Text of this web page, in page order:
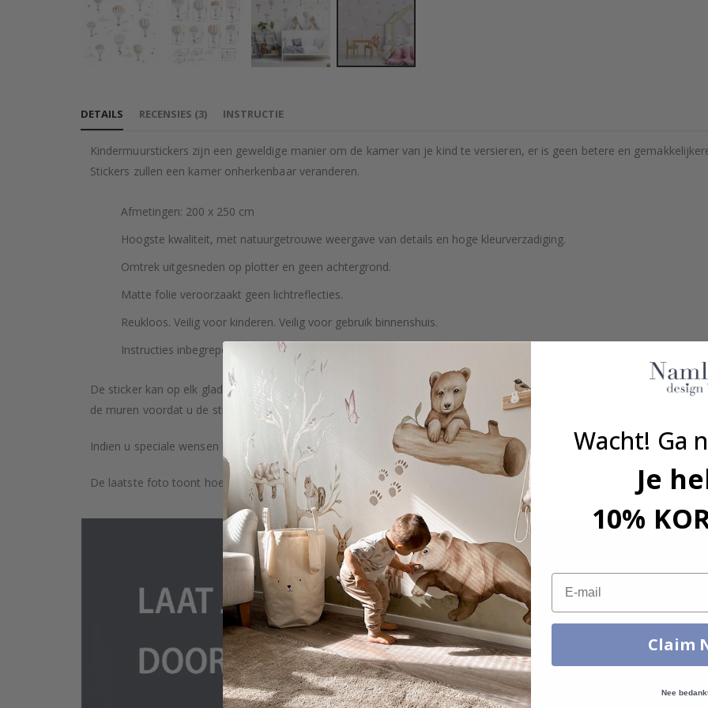
het
van
de
DETAILS
Kindermuurstickers zijn een geweldige manier om de kamer van je kind te versieren, er is geen betere en
Stickers zullen een kamer onherkenbaar veranderen.
Afmetingen: 200 x 250 cm
Hoogste kwaliteit, met natuurgetrouwe weergave van details en hoge kleurverzadiging.
Omtrek uitgesneden op plotter en geen achtergrond.
Matte folie veroorzaakt geen lichtreflecties.
Reukloos. Veilig voor kinderen. Veilig voor gebruik binnenshuis.
Instructies inbegrepen.
De sticker kan op elk glad oppervlak worden geplaatst, b.v. glas-, wand- of meubelplaat. Stickers plakken niet op ruwe
de muren voordat u de stickers plakt. Afhankelijk van de monitorinstellingen kunnen de kleuren van de afdruk enigszins
Indien u speciale wensen heeft, zoals aangepaste grootte, hoeveelheid, kleur, vorm, materiaal of anders, neem dan
De laatste foto toont hoe het product wordt verpakt.
RECENSIES (3) INSTRUCTIE
Wacht! Ga
Je
10%
Email
Claim
Nee